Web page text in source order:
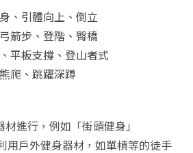
、引體向上、倒立
箭步、登階、臀橋
平板支撐、登山者式
爬、跳躍深蹲
進行，例如「街頭健身」
用戶外健身器材，如單槓等的徒手